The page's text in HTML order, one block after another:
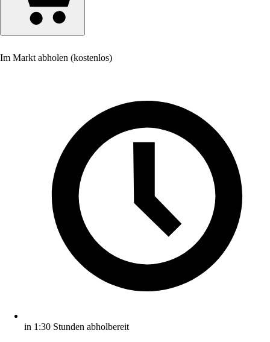
Im Markt abholen (kostenlos)
in 1:30 Stunden abholbereit